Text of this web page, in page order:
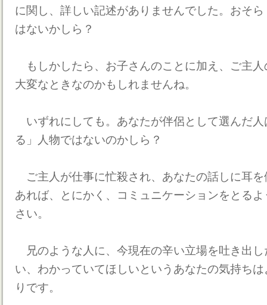
に関し、詳しい記述がありませんでした。おそ
はないかしら？
もしかしたら、お子さんのことに加え、ご主
大変なときなのかもしれませんね。
いずれにしても。あなたが伴侶として選んだ
る」人物ではないのかしら？
ご主人が仕事に忙殺され、あなたの話しに耳
あれば、とにかく、コミュニケーションをとる
さい。
兄のような人に、今現在の辛い立場を吐き出
い、わかっていてほしいというあなたの気持ち
りです。